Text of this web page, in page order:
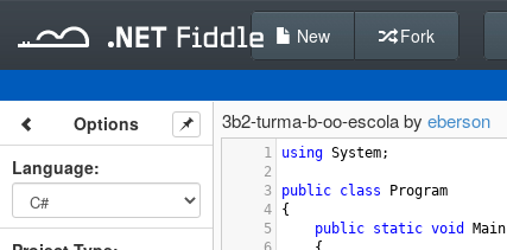
New Fork
Options
Language:
3b2-turma-b-oo-escola by eberson
1 using System;
2
3
public class
Program
4
{
5
public static void Main